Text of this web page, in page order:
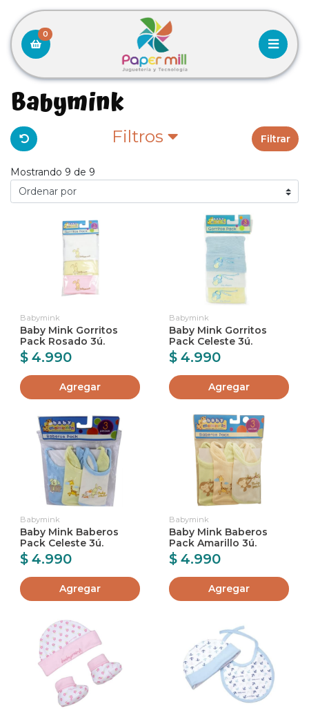
0
Babymink
Filtros Filtrar
Mostrando 9 de 9
Babymink
Baby Mink Gorritos
Pack Rosado 3ú.
$ 4.990
Agregar
Babymink
Baby Mink Gorritos
Pack Celeste 3ú.
$ 4.990
Agregar
Babymink
Baby Mink Baberos
Pack Celeste 3ú.
$ 4.990
Agregar
Babymink
Baby Mink Baberos
Pack Amarillo 3ú.
$ 4.990
Agregar